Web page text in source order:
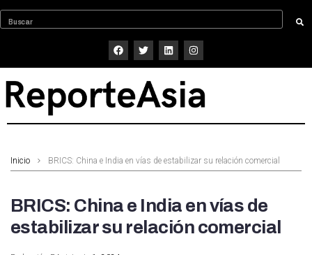
Inicio BRICS: China e India en vías de estabilizar su relación comercial
BRICS: China e India en vías de
estabilizar su relación comercial